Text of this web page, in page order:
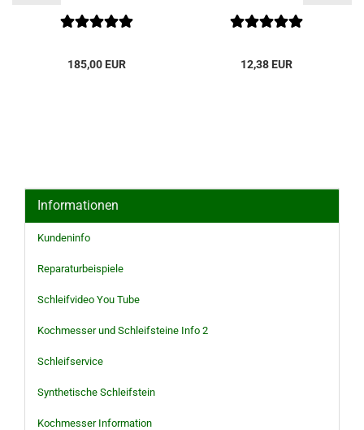
185,00 EUR 12,38 EUR
Informationen
Kundeninfo
Reparaturbeispiele
Schleifvideo You Tube
Kochmesser und Schleifsteine Info 2
Schleifservice
Synthetische Schleifstein
Kochmesser Information